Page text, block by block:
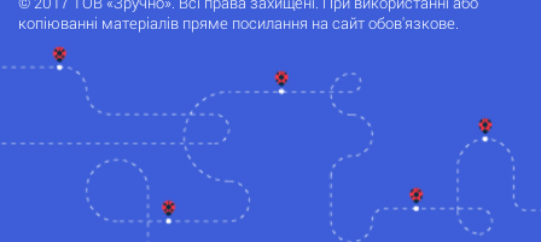
копіюванні матеріалів пряме посилання на сайт обов'язкове.